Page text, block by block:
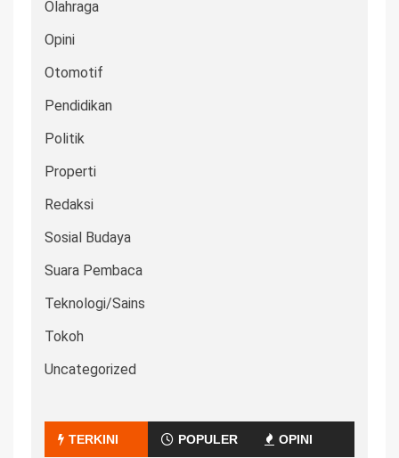
Olahraga
Opini
Otomotif
Pendidikan
Politik
Properti
Redaksi
Sosial Budaya
Suara Pembaca
Teknologi/Sains
Tokoh
Uncategorized
TERKINI POPULER OPINI